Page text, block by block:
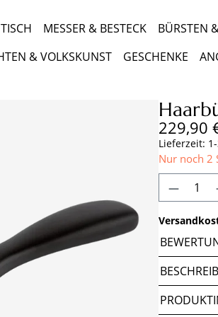
MESSER & BESTECK BÜRSTEN
& VOLKSKUNST
GESCHENKE
229,90
Lieferzeit:
Nur noch 2